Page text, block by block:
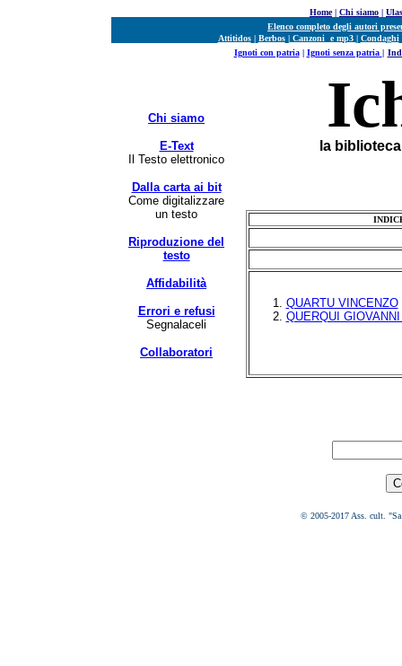
Home| Chi siamo |
Elenco completo degli autori
Attitidos| Berbos|Canzoni e mp3 | Condaghi
Ignoti con patria| Ignoti senza patria |
Chi siamo
E-Text
Il Testo elettronico
Dalla carta ai bit
Come digitalizzare
un testo
Riproduzione del
testo
Affidabilità
Errori e refusi
Segnalaceli
Collaboratori
la
QUARTU VINCENZO
QUERQUI
© 2005-2017 Ass. cult. "Sa